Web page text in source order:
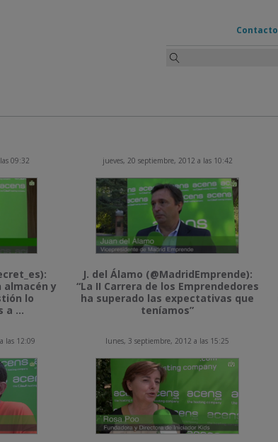
Contacto
09:32
almacén y
lo
a ...
jueves, 20 septiembre, 2012 a las 10:42
J. del Álamo (@MadridEmprende):
“La II Carrera de los Emprendedores
ha superado las expectativas que
teníamos”
las 12:09 lunes, 3 septiembre, 2012 a las 15:25